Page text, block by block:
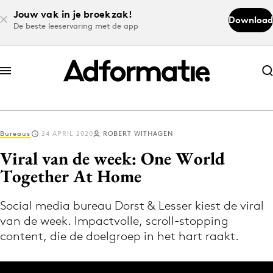
Jouw vak in je broekzak!
De beste leeservaring met de app
Download
Abonneer nu
Abonneer nu
Log in
Volg het laatste nieuws via de Adformatie
Nieuws app
Bureaus 24 APRIL 2020 ROBERT WITHAGEN
Viral van de week: One World
Together At Home
Social media bureau Dorst & Lesser kiest de viral
van de week. Impactvolle, scroll-stopping
content, die de doelgroep in het hart raakt.